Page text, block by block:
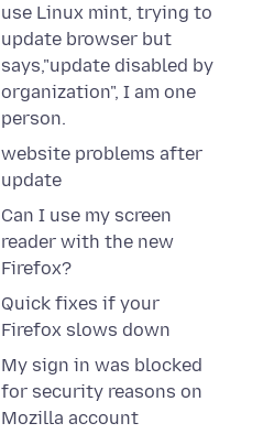
use Linux mint, trying to
update browser but
says,"update disabled by
organization", I am one
person.
website problems after
update
Can I use my screen
reader with the new
Firefox?
Quick fixes if your
Firefox slows down
My sign in was blocked
for security reasons on
Mozilla account